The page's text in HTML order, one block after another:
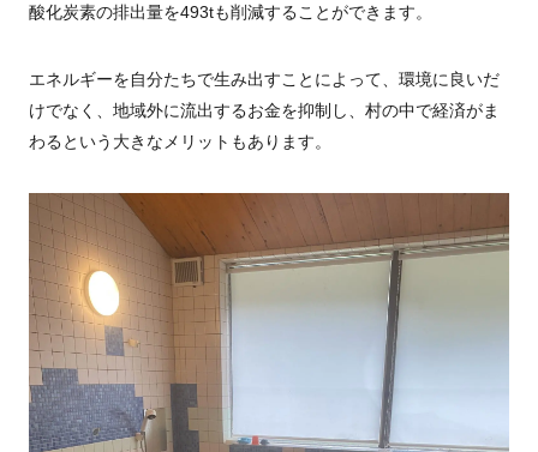
酸化炭素の排出量を493tも削減することができます。
エネルギーを自分たちで生み出すことによって、環境に良いだ
けでなく、地域外に流出するお金を抑制し、村の中で経済がま
わるという大きなメリットもあります。